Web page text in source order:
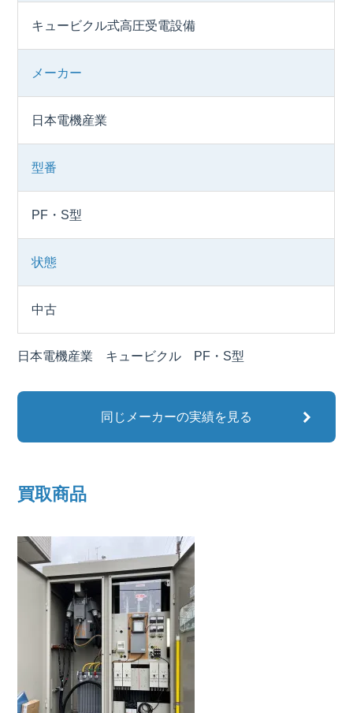
キュービクル式高圧受電設備
メーカー
日本電機産業
型番
PF・S型
状態
中古
日本電機産業 キュービクル PF・S型
同じメーカーの実績を見る
買取商品